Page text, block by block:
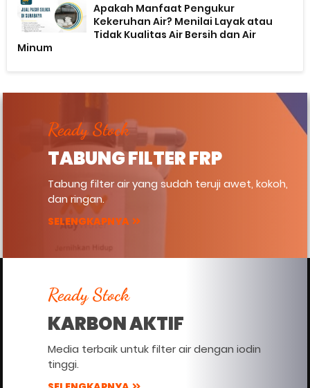
Apakah Manfaat Pengukur
Kekeruhan Air? Menilai Layak atau
Tidak Kualitas Air Bersih dan Air
Minum
Ready Stock
TABUNG FILTER FRP
Tabung filter air yang sudah teruji awet, kokoh,
dan ringan.
SELENGKAPNYA
Ready Stock
KARBON AKTIF
Media terbaik untuk filter air dengan iodin
tinggi.